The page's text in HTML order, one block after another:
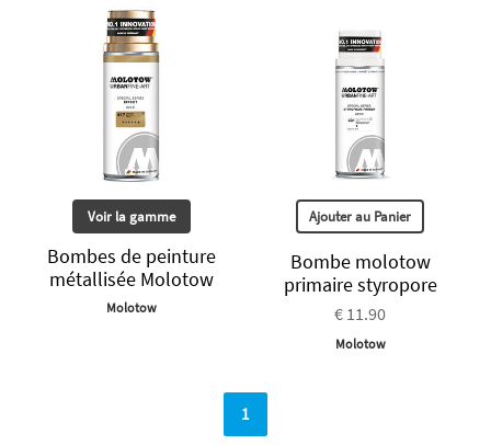
Voir la gamme
Bombes de peinture
métallisée Molotow
Molotow
Ajouter au Panier
Bombe molotow
primaire styropore
€ 11.90
Molotow
1